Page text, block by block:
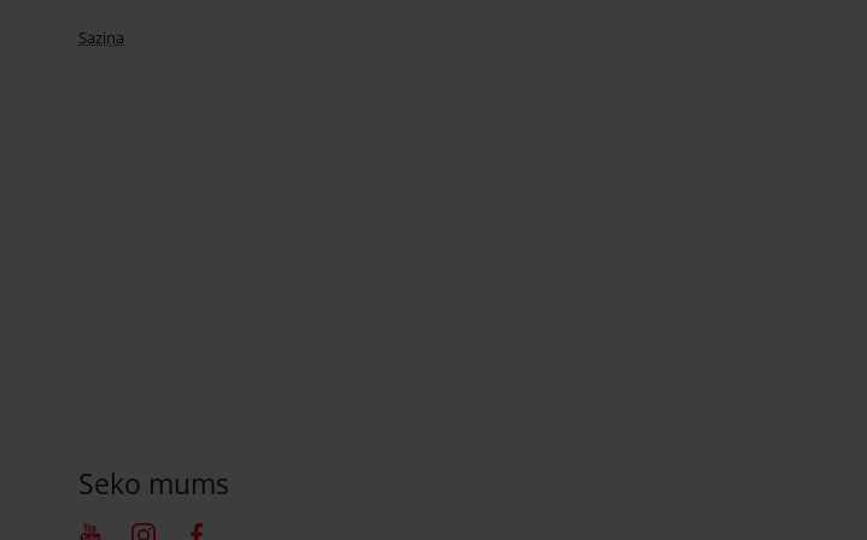
Saziņa
Seko mums